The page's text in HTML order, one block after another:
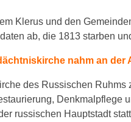
Klerus und den
ab, die 1813 starben
nahm an der
des Russischen
Denkmalpflege
russischen Hauptstadt